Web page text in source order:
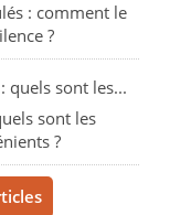
: comment le
?
sont les
?